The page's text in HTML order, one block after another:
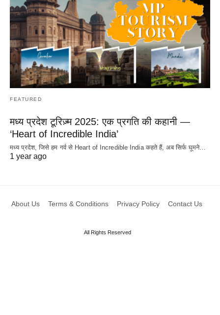
FEATURED
मध्य प्रदेश टूरिज़्म 2025: एक प्रगति की कहानी —
‘Heart of Incredible India’
मध्य प्रदेश, जिसे हम गर्व से Heart of Incredible India कहते हैं, अब सिर्फ घूमने…
1 year ago
About Us Terms & Conditions Privacy Policy Contact Us
All Rights Reserved